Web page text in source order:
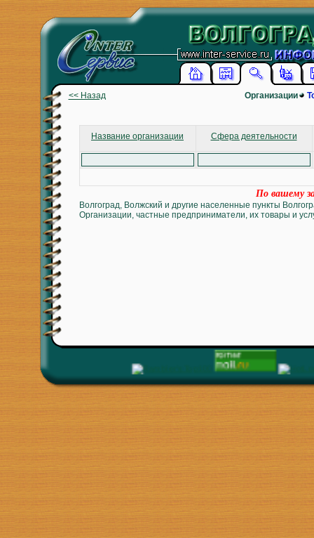
<< Назад Организации
Название организации Сфера деятельности
По вашему
Волгоград, Волжский и другие населенные пункты
Организации, частные предприниматели, их товары и